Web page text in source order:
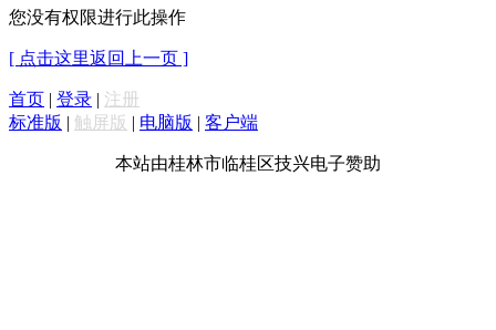
您没有权限进行此操作
[ 点击这里返回上一页 ]
首页 | 登录 | 注册
标准版 | 触屏版 | 电脑版 | 客户端
本站由桂林市临桂区技兴电子赞助